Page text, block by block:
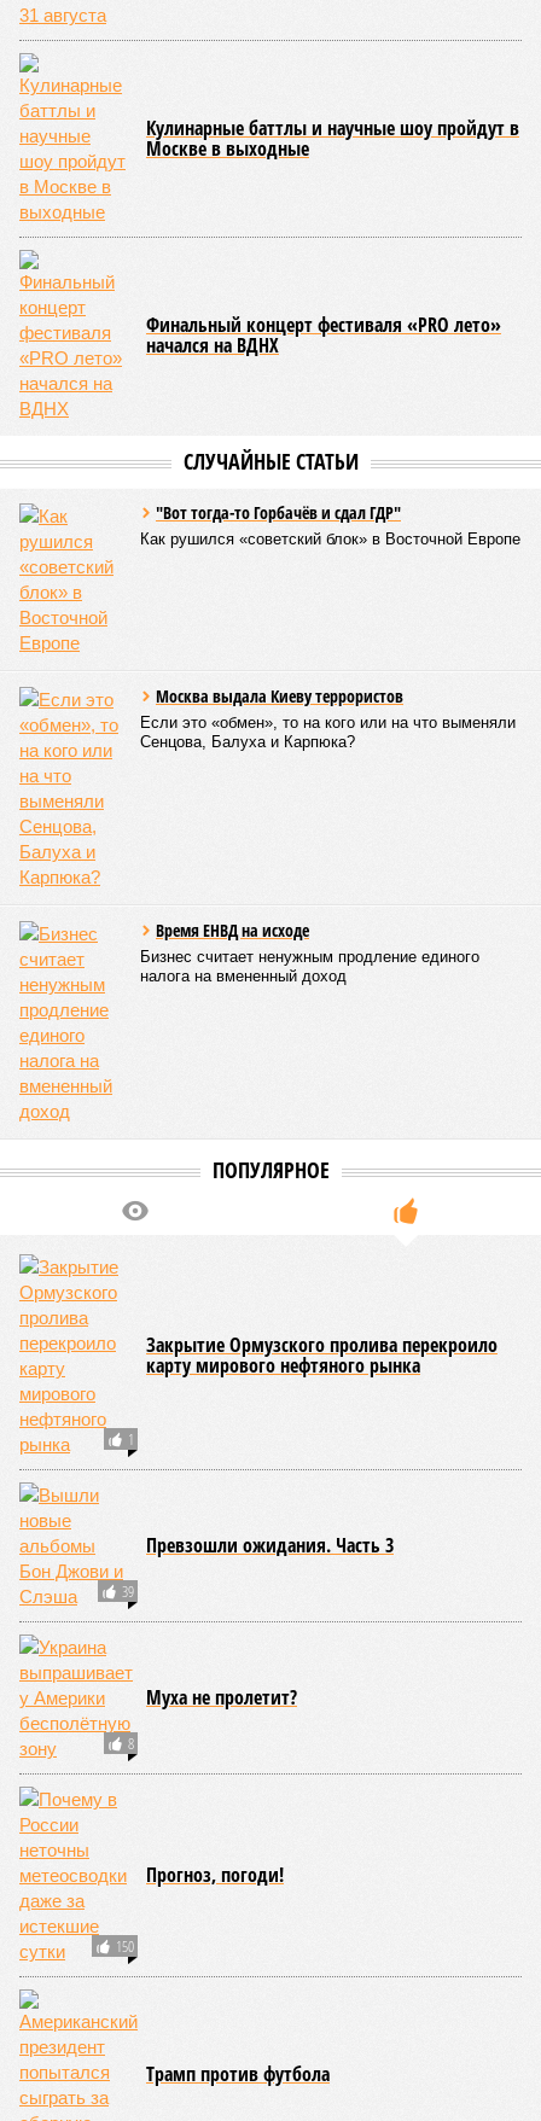
Кулинарные баттлы и научные шоу пройдут в
Москве в выходные
Финальный концерт фестиваля «PRO лето»
начался на ВДНХ
СЛУЧАЙНЫЕ СТАТЬИ
"Вот тогда-то Горбачёв и сдал ГДР"
Как рушился «советский блок» в Восточной Европе
Москва выдала Киеву террористов
Если это «обмен», то на кого или на что выменяли
Сенцова, Балуха и Карпюка?
Время ЕНВД на исходе
Бизнес считает ненужным продление единого
налога на вмененный доход
ПОПУЛЯРНОЕ
1
Закрытие Ормузского пролива перекроило
карту мирового нефтяного рынка
39
Превзошли ожидания. Часть 3
8
Муха не пролетит?
150
Прогноз, погоди!
Трамп против футбола